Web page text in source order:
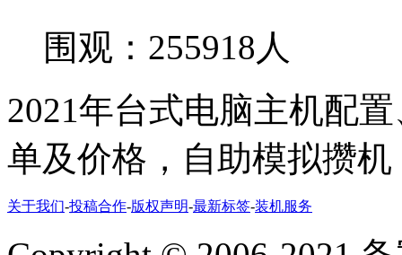
围观：255918人
2021年台式电脑主机配
单及价格，自助模拟攒机
关于我们-投稿合作-版权声明-最新标签-装机服务